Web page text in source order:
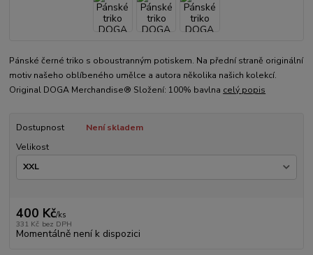
Pánské černé triko s oboustranným potiskem. Na přední straně originální
motiv našeho oblíbeného umělce a autora několika našich kolekcí.
Original DOGA Merchandise® Složení: 100% bavlna celý popis
Dostupnost
Není skladem
Velikost
400 Kč/ks
331 Kč bez DPH
Momentálně není k dispozici